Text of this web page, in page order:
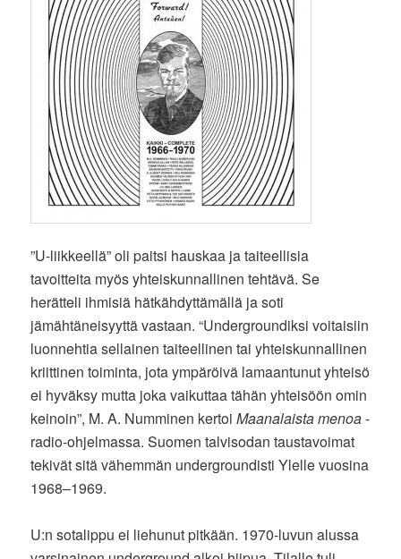
”U-liikkeellä” oli paitsi hauskaa ja taiteellisia
tavoitteita myös yhteiskunnallinen tehtävä. Se
herätteli ihmisiä hätkähdyttämällä ja soti
jämähtäneisyyttä vastaan. “Undergroundiksi voitaisiin
luonnehtia sellainen taiteellinen tai yhteiskunnallinen
kriittinen toiminta, jota ympäröivä lamaantunut yhteisö
ei hyväksy mutta joka vaikuttaa tähän yhteisöön omin
keinoin”, M. A. Numminen kertoiMaanalaista menoa-
radio-ohjelmassa. Suomen talvisodan taustavoimat
tekivät sitä vähemmän undergroundisti Ylelle vuosina
1968–1969.
U:n sotalippu ei liehunut pitkään. 1970-luvun alussa